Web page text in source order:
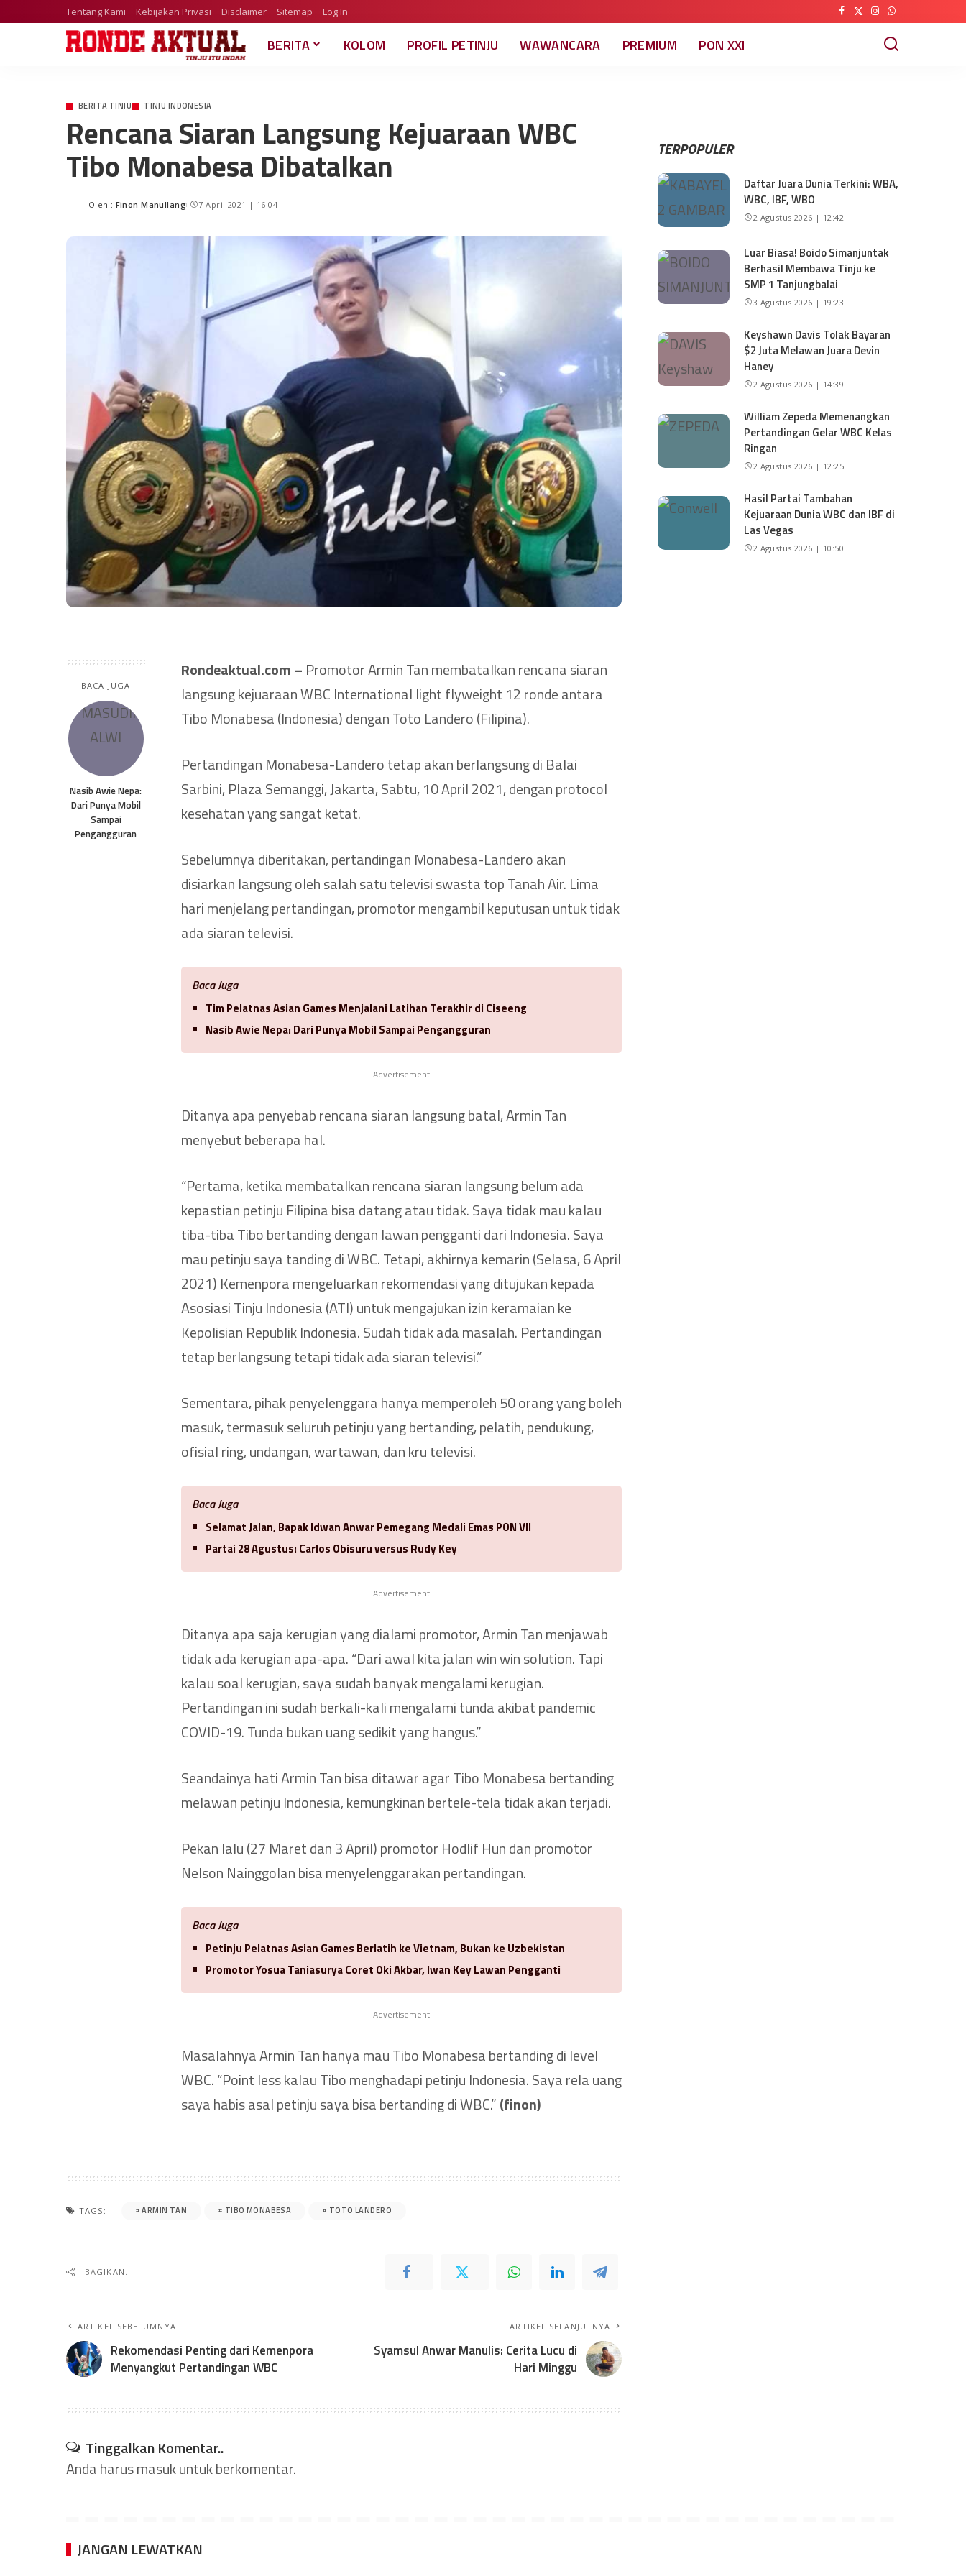
Tentang Kami Kebijakan Privasi Disclaimer Sitemap Log In
BERITA KOLOM PROFIL PETINJU WAWANCARA PREMIUM PON XXI
BERITA TINJU TINJU INDONESIA
Rencana Siaran Langsung Kejuaraan WBC
Tibo Monabesa Dibatalkan
Oleh : Finon Manullang 7 April 2021 | 16:04
BACA JUGA
Nasib Awie Nepa:
Dari Punya Mobil
Sampai
Pengangguran
Rondeaktual.com – Promotor Armin Tan membatalkan rencana siaran
langsung kejuaraan WBC International light flyweight 12 ronde antara
Tibo Monabesa (Indonesia) dengan Toto Landero (Filipina).
Pertandingan Monabesa-Landero tetap akan berlangsung di Balai
Sarbini, Plaza Semanggi, Jakarta, Sabtu, 10 April 2021, dengan protocol
kesehatan yang sangat ketat.
Sebelumnya diberitakan, pertandingan Monabesa-Landero akan
disiarkan langsung oleh salah satu televisi swasta top Tanah Air. Lima
hari menjelang pertandingan, promotor mengambil keputusan untuk tidak
ada siaran televisi.
Baca Juga
Tim Pelatnas Asian Games Menjalani Latihan Terakhir di Ciseeng
Nasib Awie Nepa: Dari Punya Mobil Sampai Pengangguran
Advertisement
Ditanya apa penyebab rencana siaran langsung batal, Armin Tan
menyebut beberapa hal.
“Pertama, ketika membatalkan rencana siaran langsung belum ada
kepastian petinju Filipina bisa datang atau tidak. Saya tidak mau kalau
tiba-tiba Tibo bertanding dengan lawan pengganti dari Indonesia. Saya
mau petinju saya tanding di WBC. Tetapi, akhirnya kemarin (Selasa, 6 April
2021) Kemenpora mengeluarkan rekomendasi yang ditujukan kepada
Asosiasi Tinju Indonesia (ATI) untuk mengajukan izin keramaian ke
Kepolisian Republik Indonesia. Sudah tidak ada masalah. Pertandingan
tetap berlangsung tetapi tidak ada siaran televisi.”
Sementara, pihak penyelenggara hanya memperoleh 50 orang yang boleh
masuk, termasuk seluruh petinju yang bertanding, pelatih, pendukung,
ofisial ring, undangan, wartawan, dan kru televisi.
Baca Juga
Selamat Jalan, Bapak Idwan Anwar Pemegang Medali Emas PON VII
Partai 28 Agustus: Carlos Obisuru versus Rudy Key
Advertisement
Ditanya apa saja kerugian yang dialami promotor, Armin Tan menjawab
tidak ada kerugian apa-apa. “Dari awal kita jalan win win solution. Tapi
kalau soal kerugian, saya sudah banyak mengalami kerugian.
Pertandingan ini sudah berkali-kali mengalami tunda akibat pandemic
COVID-19. Tunda bukan uang sedikit yang hangus.”
Seandainya hati Armin Tan bisa ditawar agar Tibo Monabesa bertanding
melawan petinju Indonesia, kemungkinan bertele-tela tidak akan terjadi.
Pekan lalu (27 Maret dan 3 April) promotor Hodlif Hun dan promotor
Nelson Nainggolan bisa menyelenggarakan pertandingan.
Baca Juga
Petinju Pelatnas Asian Games Berlatih ke Vietnam, Bukan ke Uzbekistan
Promotor Yosua Taniasurya Coret Oki Akbar, Iwan Key Lawan Pengganti
Advertisement
Masalahnya Armin Tan hanya mau Tibo Monabesa bertanding di level
WBC. “Point less kalau Tibo menghadapi petinju Indonesia. Saya rela uang
saya habis asal petinju saya bisa bertanding di WBC.”(finon)
TAGS: ARMIN TAN TIBO MONABESA TOTO LANDERO
BAGIKAN..
ARTIKEL SEBELUMNYA
Rekomendasi Penting dari Kemenpora
Menyangkut Pertandingan WBC
ARTIKEL SELANJUTNYA
Syamsul Anwar Manulis: Cerita Lucu di
Hari Minggu
Tinggalkan Komentar..
Anda harusmasukuntuk berkomentar.
TERPOPULER
Daftar Juara Dunia Terkini: WBA,
WBC, IBF, WBO
2 Agustus 2026 | 12:42
Luar Biasa! Boido Simanjuntak
Berhasil Membawa Tinju ke
SMP 1 Tanjungbalai
3 Agustus 2026 | 19:23
Keyshawn Davis Tolak Bayaran
$2 Juta Melawan Juara Devin
Haney
2 Agustus 2026 | 14:39
William Zepeda Memenangkan
Pertandingan Gelar WBC Kelas
Ringan
2 Agustus 2026 | 12:25
Hasil Partai Tambahan
Kejuaraan Dunia WBC dan IBF di
Las Vegas
2 Agustus 2026 | 10:50
JANGAN LEWATKAN